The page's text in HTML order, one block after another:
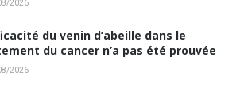
2026
du venin d’abeille dans le
du cancer n’a pas été prouvée
2026